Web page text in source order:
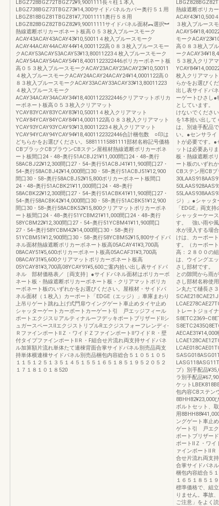
LBGZ728BGZ72TBGZ72¥9,9001111長々柱１本入
LBGZ738BGZ73TBGZ73¥14,300サイドパネルカバー奥行５１用
LBGZ818BGZ81TBGZ81¥7,70011111奥行５８用
LBGZ828BGZ82TBGZ82¥9,90011111サイドパネル面材︻選択︼
熱線遮断ポリカーボネート板高０５３枚入ブルースモーク
ACAY43ACAY43ACAY43¥10,50011４枚入ブルースモーク
ACAY44ACAY44ACAY44¥14,0001122高０８３枚入ブルースモー
クACAY53ACAY53ACAY53¥13,80011223４枚入ブルースモーク
ACAY54ACAY54ACAY54¥18,4001122322446ポリカーボネート板
高０５３枚入ブルースモークACAY23ACAY23ACAY23¥10,50011
４枚入ブルースモークACAY24ACAY24ACAY24¥14,0001122高０
８３枚入ブルースモークACAY33ACAY33ACAY33¥13,80011223
４枚入ブルースモーク
ACAY34ACAY34ACAY34¥18,4001122322446クリアマットポリカ
ーボネート板高０５３枚入クリアマット
YCAY83YCAY83YCAY83¥10,50011４枚入クリアマット
YCAY84YCAY84YCAY84¥14,0001122高０８３枚入クリアマット
YCAY93YCAY93YCAY93¥13,80011223４枚入クリアマット
YCAY94YCAY94YCAY94¥18,4001122322446合計梱包数 ○印は
どちらかをお選びください。58811115881111部材名称記号価格
CBブラックCBブラウンCBステン屋根材熱線遮断ポリカーボネ
ート板間口24・48−奥行51ACBJ21¥11,000間口24・48−奥行
58ACBJ22¥12,300間口27・54−奥行51ACBJ41¥11,900間口27・
54−奥行58ACBJ42¥14,000間口30・58−奥行51ACBJ51¥12,900
間口30・58−奥行58ACBJ52¥15,800ポリカーボネート板間口
24・48−奥行51ACBK21¥11,000間口24・48−奥行
58ACBK22¥12,300間口27・54−奥行51ACBK41¥11,900間口27・
54−奥行58ACBK42¥14,000間口30・58−奥行51ACBK51¥12,900
間口30・58−奥行58ACBK52¥15,800クリアマットポリカーボネ
ート板間口24・48−奥行51YCBM21¥11,000間口24・48−奥行
58YCBM22¥12,300間口27・54−奥行51YCBM41¥11,900間口
27・54−奥行58YCBM42¥14,000間口30・58−奥行
51YCBM51¥12,900間口30・58−奥行58YCBM52¥15,800サイドパ
ネル面材熱線遮断ポリカーボネート板高05ACAY41¥3,700高
08ACAY51¥5,600ポリカーボネート板高05ACAF31¥3,700高
08ACAY31¥5,600クリアマットポリカーボネート板高
05YCAY81¥3,700高08YCAY91¥5,600ご案内拾い出し表サイドパ
ネル 部材価格表／［両支持］●サイドパネル面材はポリカーボ
ネート板・熱線遮断ポリカーボネート板・クリアマットポリカ
ーボネート板のいずれかをお選びください。屋根材・サイドパ
ネル面材（１枚入）カーポート「EDGE（エッジ）」車庫まわり
上吊りゲート跳ね上げ式門扉ウイングゲート車止めタイヤ止め
シャッターゲートカーポートカーゲート引 戸エッジフィール
ポートエクジスＵアルティナルーフデッキポートブリザードⅡシ
ュガースペースⅡエクジストリプルRエクジスフォーフレンディ-
ＲファインポートⅡＺ・ワイドＺファインポートⅡワイドＲ・壁
付タイプファインポートⅡＲ・F組合せ片流れ両支持サイドパネ
ル加算額片流れ単体たて連棟背面合掌サイドパネル別売品両支
持単体横連棟サイドパネル別売品梱包内容総合５１０５１０５
１１５１２５１３５１４５１５５１６５１８５１９５２０５２
１７１８１０１８520
熱線遮断ポリカ
ACAY43¥10,500
３枚入ブルース
モーク
高０８３枚入ブ
ーク
５３枚入クリア
枚入クリアマッ
らかをお選びく
出し表サイドパ
ーゲートひさし●
としています。
けないでくださ
を1本拾い出して
は、別途手配品
い。●センサライ
トが必要です。
ットは必要あり
板・熱線遮断ポ
ート板のいずれ
CBステン用CB
ジ）」●シャッタ
「EDGE」両支
シャッターケー
す。 強い雨や風
水が浸入する場
けは、カーポー
す。（カーポー
高：２８００の
は、ウイングエ
さし部材です。
との隙間から雨
さし部材名称使
ン丸たて樋長さ
トレートジョイ
プ）別手配品
ラ別手配品
ケット
包内容CBステン
8BHH82¥23,000
ボルトセット、
用
ングゲート車止
ゲート引 戸エク
ポートブリザー
ポートⅡＺ・ワイ
ァインポートⅡＲ
合せ片流れ両支
合掌サイドパネ
梱包内容総合５
１６５１８５１
標準価格で、組
りません。事故
ご注意」をよく